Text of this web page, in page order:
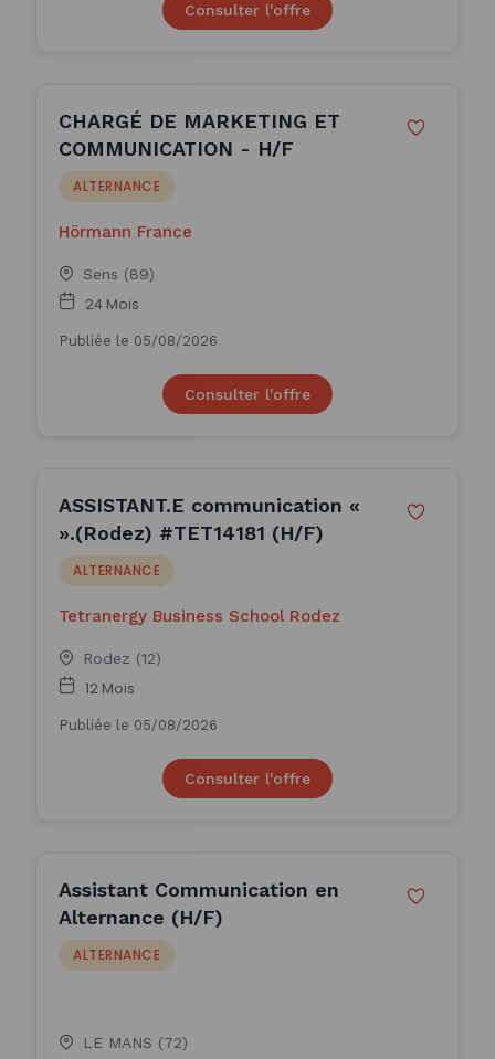
Consulter l'offre
CHARGÉ DE MARKETING ET
COMMUNICATION - H/F
ALTERNANCE
Hörmann France
Sens (89)
24 Mois
Publiée le 05/08/2026
Consulter l'offre
ASSISTANT.E communication «
».(Rodez) #TET14181 (H/F)
ALTERNANCE
Tetranergy Business School Rodez
Rodez (12)
12 Mois
Publiée le 05/08/2026
Consulter l'offre
Assistant Communication en
Alternance (H/F)
ALTERNANCE
LE MANS (72)